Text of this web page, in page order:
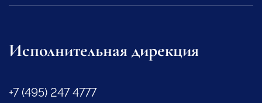
Исполнительная дирекция
+7 (495) 247 4777